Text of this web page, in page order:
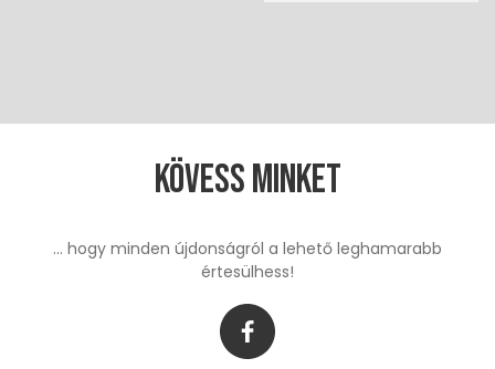
Kövess minket
... hogy minden újdonságról a lehető leghamarabb
értesülhess!